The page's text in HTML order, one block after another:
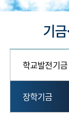
기
학교발전기금
장학기금